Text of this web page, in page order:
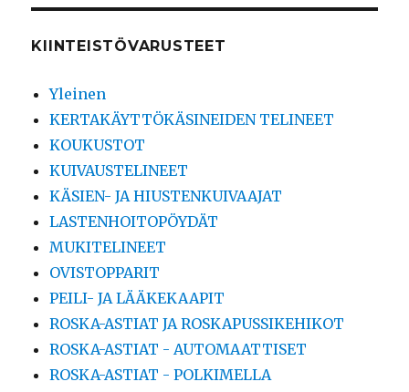
KIINTEISTÖVARUSTEET
Yleinen
KERTAKÄYTTÖKÄSINEIDEN TELINEET
KOUKUSTOT
KUIVAUSTELINEET
KÄSIEN- JA HIUSTENKUIVAAJAT
LASTENHOITOPÖYDÄT
MUKITELINEET
OVISTOPPARIT
PEILI- JA LÄÄKEKAAPIT
ROSKA-ASTIAT JA ROSKAPUSSIKEHIKOT
ROSKA-ASTIAT - AUTOMAATTISET
ROSKA-ASTIAT - POLKIMELLA